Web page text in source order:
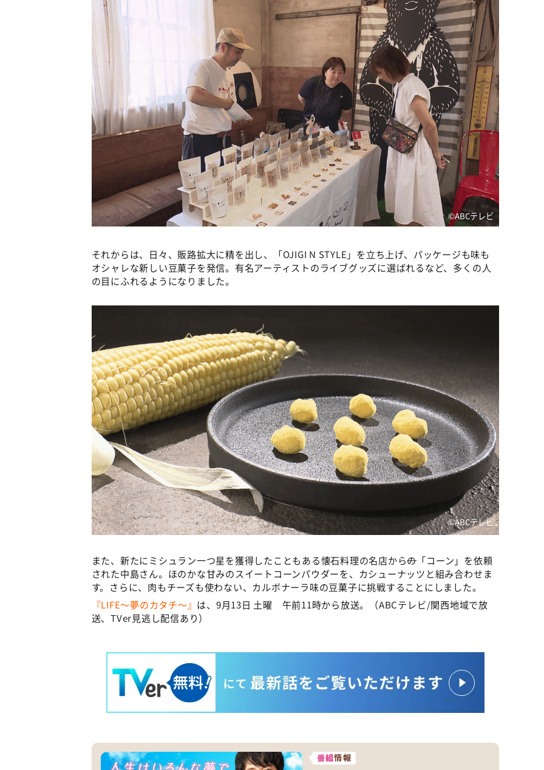
©ABCテレビ
それからは、日々、販路拡大に精を出し、「OJIGI N STYLE」を立ち上げ、パッケージも味も
オシャレな新しい豆菓子を発信。有名アーティストのライブグッズに選ばれるなど、多くの人
の目にふれるようになりました。
©ABCテレビ
また、新たにミシュラン一つ星を獲得したこともある懐石料理の名店からの「コーン」を依頼
された中島さん。ほのかな甘みのスイートコーンパウダーを、カシューナッツと組み合わせま
す。さらに、肉もチーズも使わない、カルボナーラ味の豆菓子に挑戦することにしました。
『LIFE～夢のカタチ～』 は、9月13日 土曜 午前11時から放送。（ABCテレビ/関西地域で放
送、TVer見逃し配信あり）
番組情報